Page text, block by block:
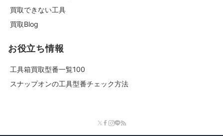
買取できない工具
買取Blog
お役立ち情報
工具箱買取型番一覧100
スナップオンの工具型番チェック方法